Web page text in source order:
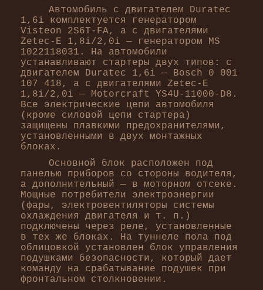
Автомобиль с двигателем Duratec
1,6i комплектуется генератором
Visteon 2S6T-FA, а с двигателями
Zetec-E 1,8i/2,0i — генератором MS
1022118031. На автомобили
устанавливают стартеры двух типов: с
двигателем Duratec 1,6i — Bosch 0 001
107 418, а с двигателями Zetec-E
1,8i/2,0i — Motorcraft YS4U-11000-D8.
Все электрические цепи автомобиля
(кроме силовой цепи стартера)
защищены плавкими предохранителями,
установленными в двух монтажных
блоках.
Основной блок расположен под
панелью приборов со стороны водителя,
а дополнительный — в моторном отсеке.
Мощные потребители электроэнергии
(фары, электровентиляторы системы
охлаждения двигателя и т. п.)
подключены через реле, установленные
в тех же блоках. На туннеле пола под
облицовкой установлен блок управления
подушками безопасности, который дает
команду на срабатывание подушек при
фронтальном столкновении.